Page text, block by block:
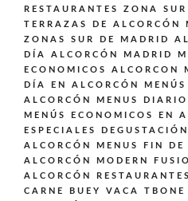
RESTAURANTES ZONA
TERRAZAS DE ALCORCÓN
ZONAS SUR DE MADRID
DÍA ALCORCÓN MADRID
ECONOMICOS ALCORCON
DÍA EN ALCORCÓN
ALCORCÓN
MENUS
MENÚS ECONOMICOS EN
ESPECIALES
ALCORCÓN
MENUS FIN DE
ALCORCÓN
MODERN
ALCORCÓN
CARNE BUEY VACA